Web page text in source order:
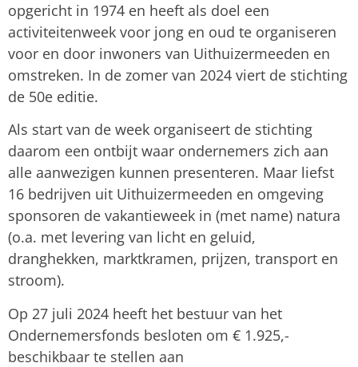
opgericht in 1974 en heeft als doel een
activiteitenweek voor jong en oud te organiseren
voor en door inwoners van Uithuizermeeden en
omstreken. In de zomer van 2024 viert de stichting
de 50e editie.
Als start van de week organiseert de stichting
daarom een ontbijt waar ondernemers zich aan
alle aanwezigen kunnen presenteren. Maar liefst
16 bedrijven uit Uithuizermeeden en omgeving
sponsoren de vakantieweek in (met name) natura
(o.a. met levering van licht en geluid,
dranghekken, marktkramen, prijzen, transport en
stroom).
Op 27 juli 2024 heeft het bestuur van het
Ondernemersfonds besloten om € 1.925,-
beschikbaar te stellen aan